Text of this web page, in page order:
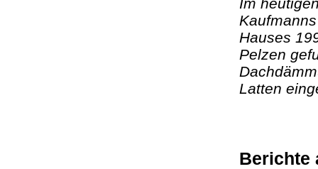
Hauses
Pelzen
Latten
Berichte